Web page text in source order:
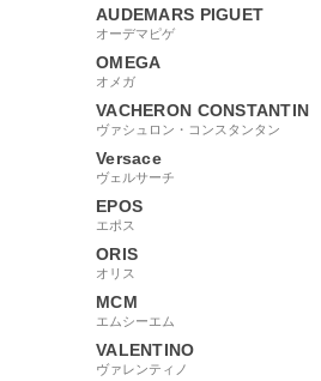
AUDEMARS PIGUET
オーデマピゲ
OMEGA
オメガ
VACHERON CONSTANTIN
ヴァシュロン・コンスタンタン
Versace
ヴェルサーチ
EPOS
エポス
ORIS
オリス
MCM
エムシーエム
VALENTINO
ヴァレンティノ